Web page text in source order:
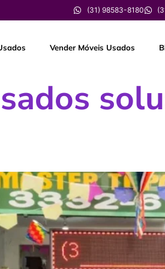
(31) 98583-8180
Vender Móveis Usados